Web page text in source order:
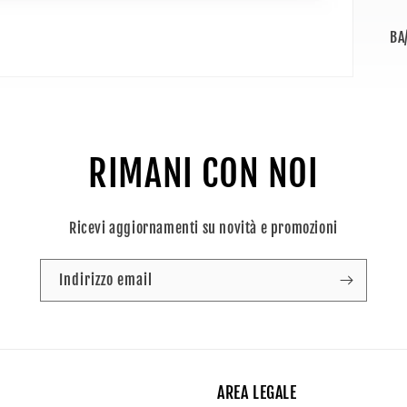
RIMANI CON NOI
Ricevi aggiornamenti su novità e promozioni
Indirizzo email
AREA LEGALE